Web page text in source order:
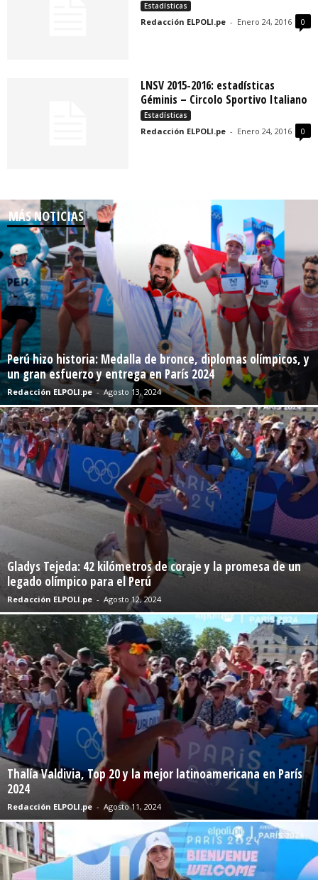
Estadísticas
Redacción ELPOLI.pe - Enero 24, 2016 0
LNSV 2015-2016: estadísticas
Géminis – Circolo Sportivo Italiano
Estadísticas
Redacción ELPOLI.pe - Enero 24, 2016 0
MÁS NOTICIAS
Perú hizo historia: Medalla de bronce, diplomas olímpicos, y
un gran esfuerzo y entrega en París 2024
Redacción ELPOLI.pe - Agosto 13, 2024
Gladys Tejeda: 42 kilómetros de coraje y la promesa de un
legado olímpico para el Perú
Redacción ELPOLI.pe - Agosto 12, 2024
Thalía Valdivia, Top 20 y la mejor latinoamericana en París
2024
Redacción ELPOLI.pe - Agosto 11, 2024